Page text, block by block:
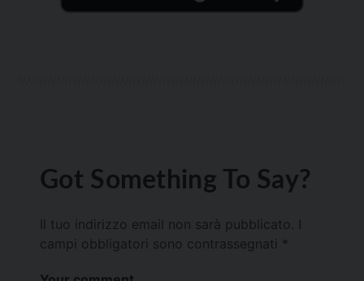
Got Something To Say?
Il tuo indirizzo email non sarà pubblicato.
campi obbligatori sono contrassegnati *